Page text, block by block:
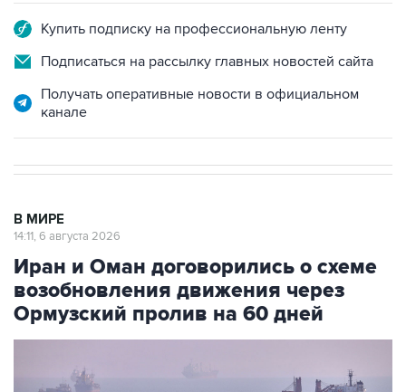
Купить подписку на профессиональную ленту
Подписаться на рассылку главных новостей сайта
Получать оперативные новости в официальном
канале
В МИРЕ
14:11, 6 августа 2026
Иран и Оман договорились о схеме
возобновления движения через
Ормузский пролив на 60 дней